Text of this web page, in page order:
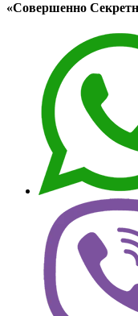
«Совершенно